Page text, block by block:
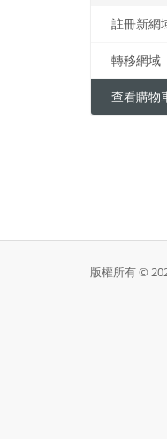
註冊新網
轉移網域
查看購物
版權所有 ©